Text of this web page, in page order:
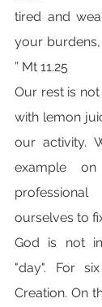
tired and
your
” Mt 11.25
Our rest is
with lemon
our activity.
example
ourselves to
God is not
"day". For
Creation. On